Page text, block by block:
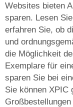
Websites bieten
sparen. Lesen
erfahren Sie, ob
und
die Möglichkeit
Exemplare für
sparen Sie bei
Sie können XPIC